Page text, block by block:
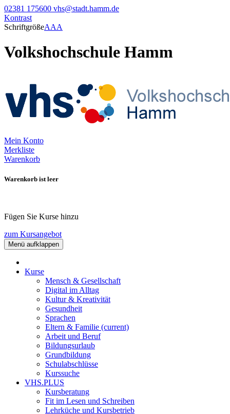
02381 175600 vhs@stadt.hamm.de
Kontrast
SchriftgrößeAAA
Volkshochschule Hamm
Mein Konto
Merkliste
Warenkorb
Warenkorb ist leer
Fügen Sie Kurse hinzu
zum Kursangebot
Menü aufklappen
Kurse
Mensch & Gesellschaft
Digital im Alltag
Kultur & Kreativität
Gesundheit
Sprachen
Eltern & Familie (current)
Arbeit und Beruf
Bildungsurlaub
Grundbildung
Schulabschlüsse
Kurssuche
VHS.PLUS
Kursberatung
Fit im Lesen und Schreiben
Lehrküche und Kursbetrieb